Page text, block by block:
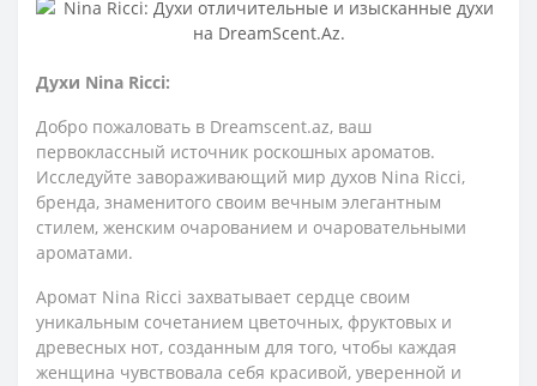
Духи Nina Ricci:
Добро пожаловать в Dreamscent.az, ваш
первоклассный источник роскошных ароматов.
Исследуйте завораживающий мир духов Nina Ricci,
бренда, знаменитого своим вечным элегантным
стилем, женским очарованием и очаровательными
ароматами.
Аромат Nina Ricci захватывает сердце своим
уникальным сочетанием цветочных, фруктовых и
древесных нот, созданным для того, чтобы каждая
женщина чувствовала себя красивой, уверенной и